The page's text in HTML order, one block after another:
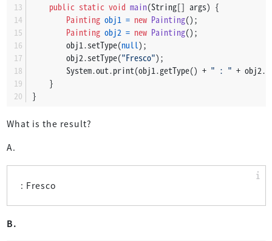
public static void main(String[] args) {
Painting obj1 = new Painting();
Painting obj2 = new Painting();
        obj1.setType(
null);
        obj2.setType(
"Fresco");
        System.out.print(obj1.getType() +
" : " +
    }
}
What is the result?
A.
: Fresco
B.